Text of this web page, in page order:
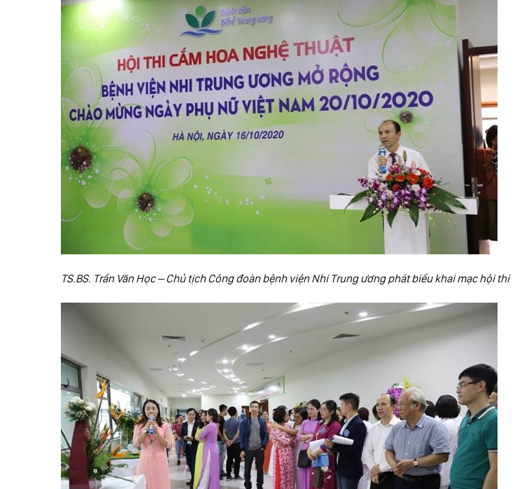
TS.BS. Trần Văn Học – Chủ tịch Công đoàn bệnh viện Nhi Trung ương phát biểu khai mạc hội thi